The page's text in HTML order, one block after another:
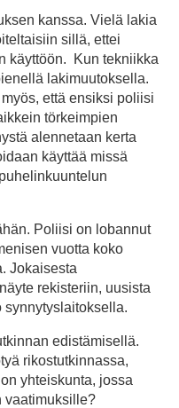
kanssa. Vielä lakia
sillä, ettei
käyttöön. Kun tekniikka
lakimuutoksella.
että ensiksi poliisi
törkeimpien
alennetaan kerta
käyttää missä
Poliisi on lobannut
vuotta koko
Jokaisesta
rekisteriin, uusista
synnytyslaitoksella.
edistämisellä.
rikostutkinnassa,
yhteiskunta, jossa
vaatimuksille?